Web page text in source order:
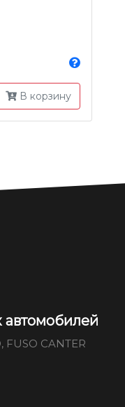
В корзину
автомобилей
FUSO CANTER